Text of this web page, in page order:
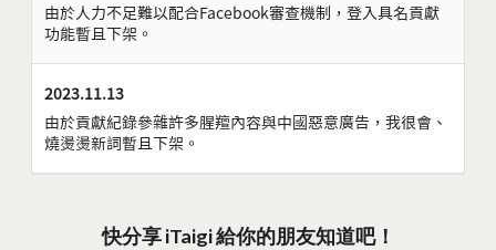
由於人力不足難以配合Facebook審查機制，登入具名貢獻
功能暫且下架。
2023.11.13
由於貢獻紀錄參雜許多腥羶內容與中國惡意廣告，我很會、
燒燙燙新詞暫且下架。
快分享 iTaigi 給你的朋友知道吧！